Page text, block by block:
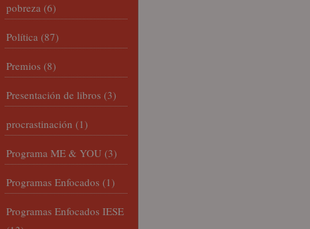
pobreza (6)
Política (87)
Premios (8)
Presentación de libros (3)
procrastinación (1)
Programa ME & YOU (3)
Programas Enfocados (1)
Programas Enfocados IESE